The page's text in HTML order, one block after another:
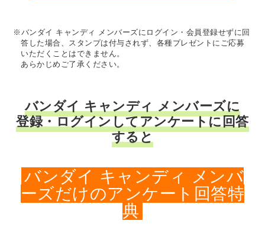
※バンダイ キャンディ メンバーズにログイン・会員登録せずに回
答した場合、スタンプは付与されず、各種プレゼントにご応募
いただくことはできません。
あらかじめご了承ください。
バンダイ キャンディ メンバーズに
登録・ログインしてアンケートに回答
すると
バンダイ キャンディ メンバ
ーズだけのアンケート回答特
典